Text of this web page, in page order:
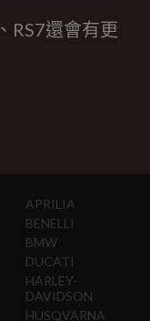
RS7還會有更
APRILIA
BENELLI
BMW
DUCATI
HARLEY-
DAVIDSON
HUSQVARNA